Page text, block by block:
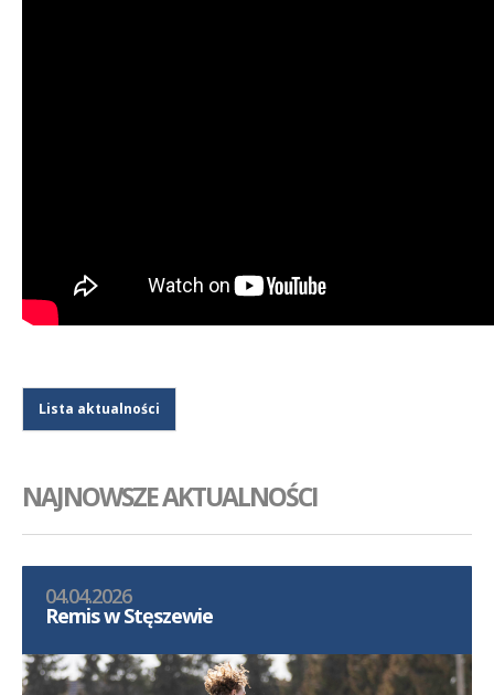
Lista aktualności
NAJNOWSZE AKTUALNOŚCI
04.04.2026
Remis w Stęszewie